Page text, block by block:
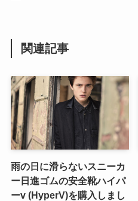
関連記事
雨の日に滑らないスニーカ
ー日進ゴムの安全靴ハイパ
ーv (HyperV)を購入しまし